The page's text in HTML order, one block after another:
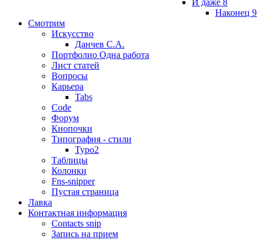
И даже 8
Наконец 9
Смотрим
Искусство
Данчев С.А.
Портфолио Одна работа
Лист статей
Вопросы
Карьера
Tabs
Code
Форум
Кнопочки
Типография - стили
Typo2
Таблицы
Колонки
Fns-snipper
Пустая страница
Лавка
Контактная информация
Contacts snip
Запись на прием